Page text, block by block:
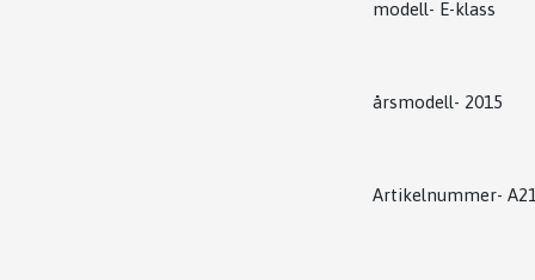
modell- E-klass
årsmodell- 2015
Artikelnummer-